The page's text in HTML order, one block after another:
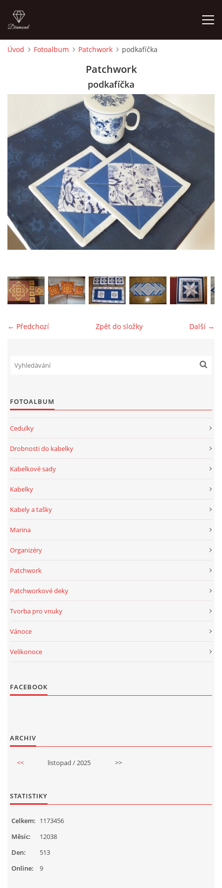
CEDULKY
MOJE POSLEDNÍ PRÁCE
jk-laguna@seznam.cz
Úvod Fotoalbum Patchwork podkafíčka
Patchwork
podkafíčka
← Předchozí Další →
Zpět do složky
FOTOALBUM
Cedulky
Drobnosti do kabelky
Kabelkové sady
Kabelky
Kabely a tašky
Marina
Organizéry
Patchwork
Patchworkové deky
Tvorba pro vnuky
Vánoce
Velikonoce
FACEBOOK
ARCHIV
<< listopad / 2025 >>
STATISTIKY
Online: 9
Celkem: 1173456
Měsíc:
12038
Den:
513